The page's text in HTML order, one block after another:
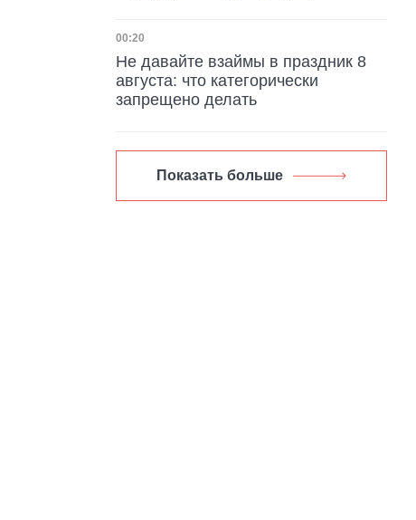
Дата публикации
00:20
Не давайте взаймы в праздник 8
августа: что категорически
запрещено делать
Показать больше